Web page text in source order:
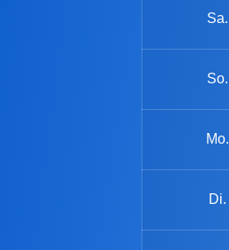
Sa.
So.
Mo.
Di.